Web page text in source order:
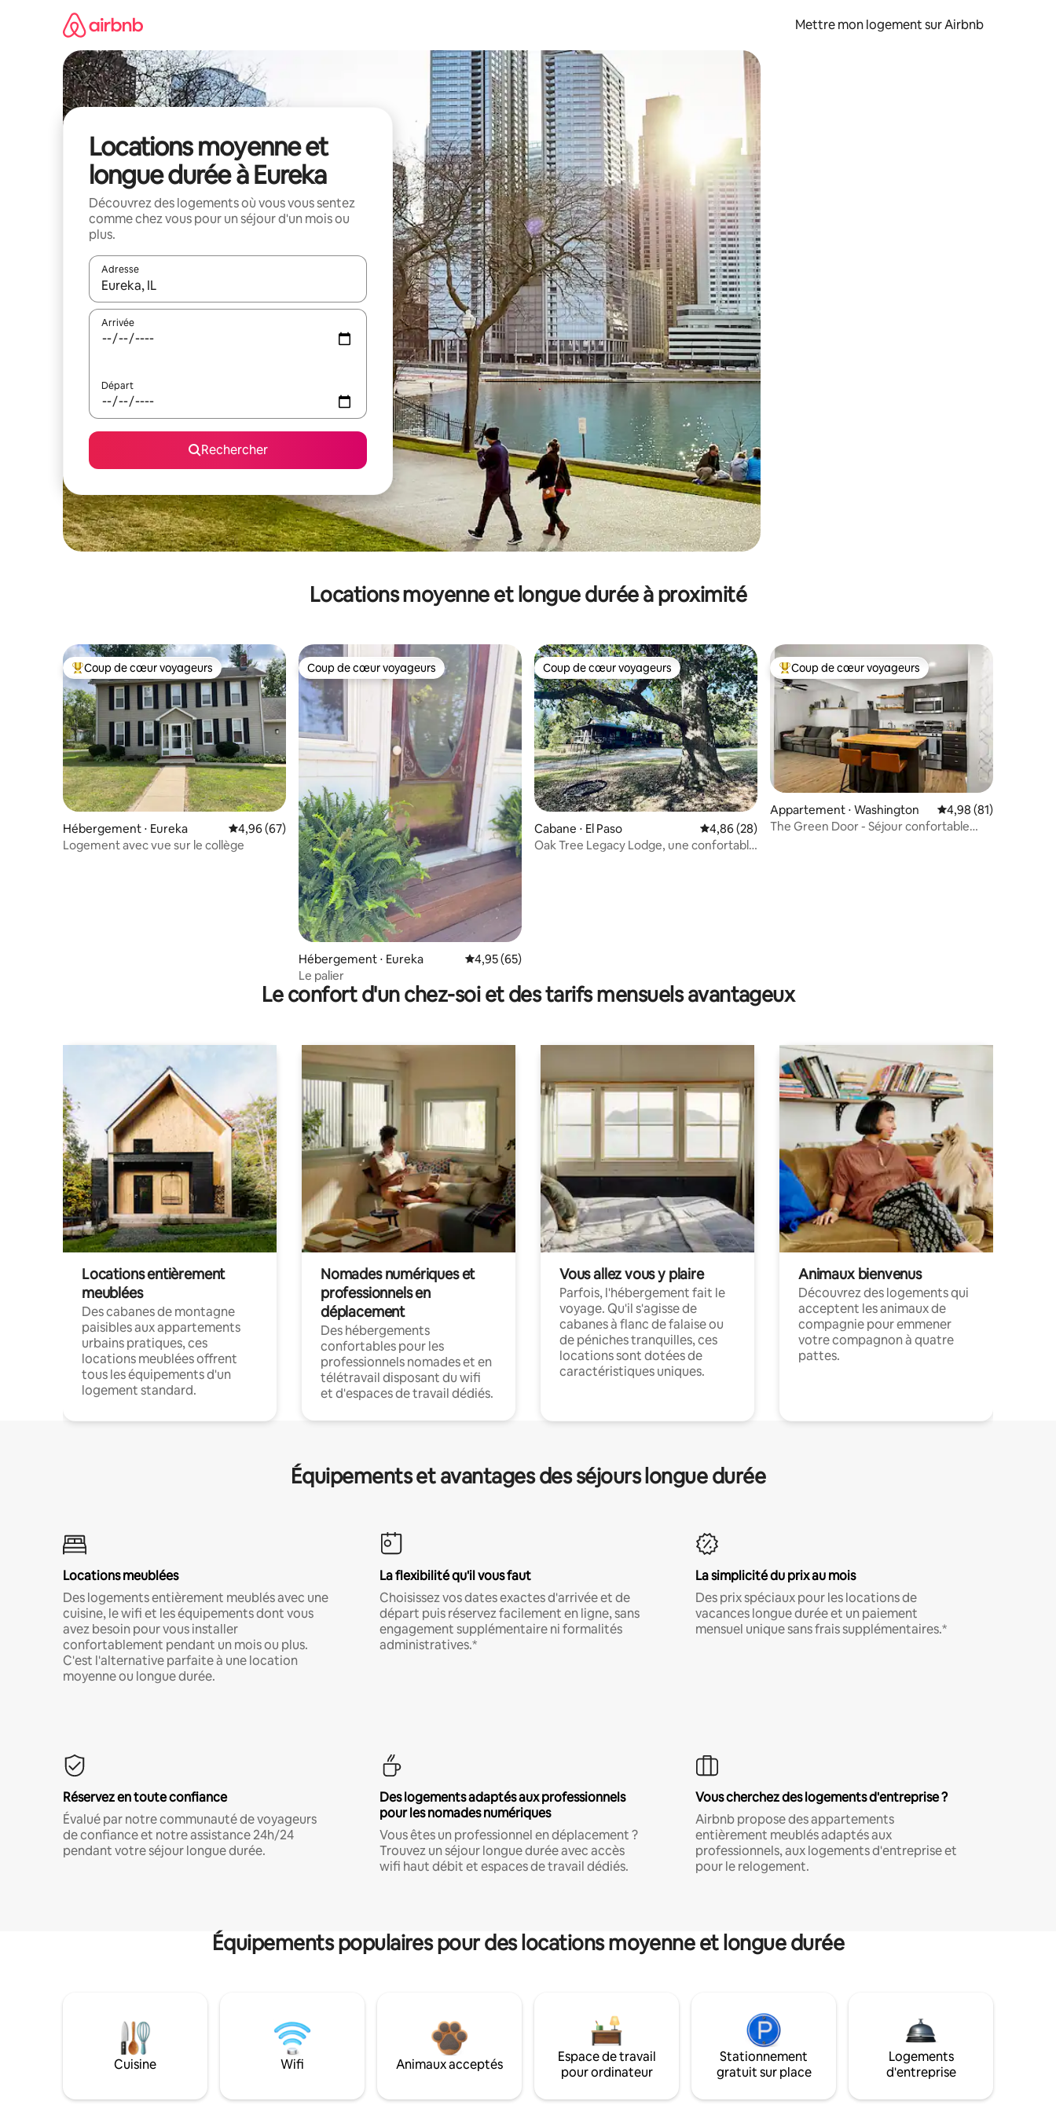
Mettre mon logement sur Airbnb
Locations moyenne et
longue durée à Eureka
Découvrez des logements où vous vous sentez
comme chez vous pour un séjour d'un mois ou
plus.
Adresse
Lorsque les résultats s'affichent, utilisez les flèches vers le haut et vers le bas pour les parcourir ou en appuyant et en faisant glisser.
Arrivée
Départ
Rechercher
Locations moyenne et longue durée à proximité
Coups de cœur voyageurs les plus appréciés
Coup de cœur voyageurs
Hébergement ⋅ Eureka Évaluation moyenne sur la base de 67 commentaires : 4,96 sur 5
4,96 (67)
Logement avec vue sur le collège
Coup de cœur voyageurs
Coup de cœur voyageurs
Hébergement ⋅ Eureka Évaluation moyenne sur la base de 65 commentaires : 4,95 sur 5
4,95 (65)
Le palier
Coup de cœur voyageurs
Coup de cœur voyageurs
Cabane ⋅ El Paso Évaluation moyenne sur la base de 28 commentaires : 4,86 sur 5
4,86 (28)
Oak Tree Legacy Lodge, une confortable
Coups de cœur voyageurs les plus appréciés
Coup de cœur voyageurs
Appartement ⋅ Washington Évaluation moyenne
4,98 (81)
The Green Door - Séjour confortable
Le confort d'un chez-soi et des tarifs mensuels avantageux
Locations entièrement
meublées
Des cabanes de montagne
paisibles aux appartements
urbains pratiques, ces
locations meublées offrent
tous les équipements d'un
logement standard.
Nomades numériques et
professionnels en
déplacement
Des hébergements
confortables pour les
professionnels nomades et en
télétravail disposant du wifi
et d'espaces de travail dédiés.
Vous allez vous y plaire
Parfois, l'hébergement fait le
voyage. Qu'il s'agisse de
cabanes à flanc de falaise ou
de péniches tranquilles, ces
locations sont dotées de
caractéristiques uniques.
Animaux bienvenus
Découvrez des logements qui
acceptent les animaux de
compagnie pour emmener
votre compagnon à quatre
pattes.
Équipements et avantages des séjours longue durée
Locations meublées
Des logements entièrement meublés avec une
cuisine, le wifi et les équipements dont vous
avez besoin pour vous installer
confortablement pendant un mois ou plus.
C'est l'alternative parfaite à une location
moyenne ou longue durée.
La flexibilité qu'il vous faut
Choisissez vos dates exactes d'arrivée et de
départ puis réservez facilement en ligne, sans
engagement supplémentaire ni formalités
administratives.*
La simplicité du prix au mois
Des prix spéciaux pour les locations de
vacances longue durée et un paiement
mensuel unique sans frais supplémentaires.*
Réservez en toute confiance
Évalué par notre communauté de voyageurs
de confiance et notre assistance 24h/24
pendant votre séjour longue durée.
Des logements adaptés aux professionnels
pour les nomades numériques
Vous êtes un professionnel en déplacement ?
Trouvez un séjour longue durée avec accès
wifi haut débit et espaces de travail dédiés.
Vous cherchez des logements d'entreprise ?
Airbnb propose des appartements
entièrement meublés adaptés aux
professionnels, aux logements d'entreprise et
pour le relogement.
Équipements populaires pour des locations moyenne et longue durée
Cuisine Wifi Animaux acceptés
Espace de travail
pour ordinateur
Stationnement
gratuit sur place
Logements
d'entreprise